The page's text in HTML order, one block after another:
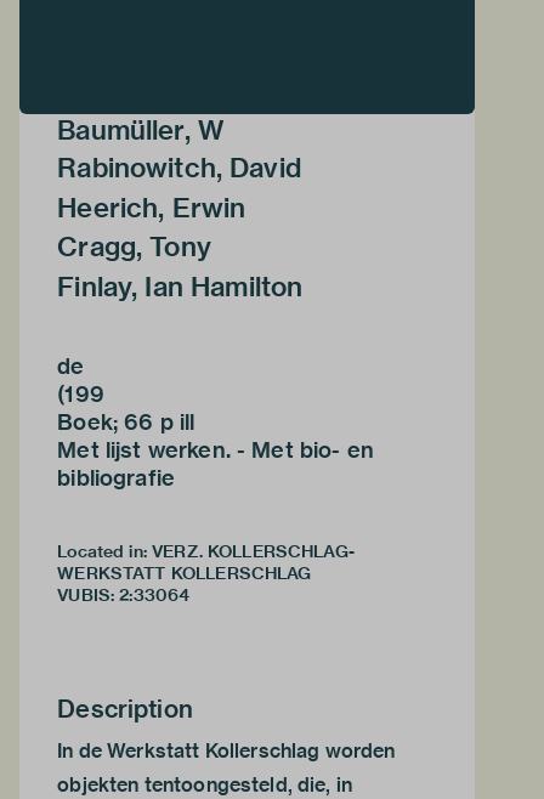
Baumüller, W
Rabinowitch, David
Heerich, Erwin
Cragg, Tony
Finlay, Ian Hamilton
de
(199
Boek; 66 p ill
Met lijst werken. - Met bio- en
bibliografie
Located in: VERZ. KOLLERSCHLAG-
WERKSTATT KOLLERSCHLAG
VUBIS: 2:33064
Description
In de Werkstatt Kollerschlag worden
objekten tentoongesteld, die, in